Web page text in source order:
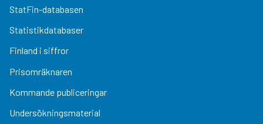
StatFin-databasen
Statistikdatabaser
Finland i siffror
Prisomräknaren
Kommande publiceringar
Undersökningsmaterial